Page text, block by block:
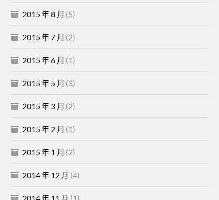
2015 年 8 月 (5)
2015 年 7 月 (2)
2015 年 6 月 (1)
2015 年 5 月 (3)
2015 年 3 月 (2)
2015 年 2 月 (1)
2015 年 1 月 (2)
2014 年 12 月 (4)
2014 年 11 月 (1)